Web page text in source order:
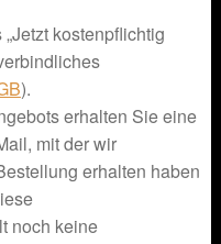
kostenpflichtig
).
erhalten Sie eine
mit der wir
erhalten haben
noch keine